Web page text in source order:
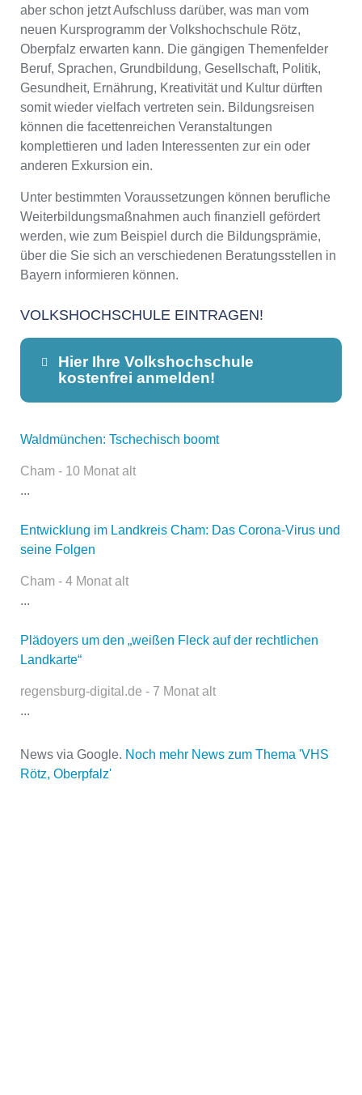
aber schon jetzt Aufschluss darüber, was man vom
neuen Kursprogramm der Volkshochschule Rötz,
Oberpfalz erwarten kann. Die gängigen Themenfelder
Beruf, Sprachen, Grundbildung, Gesellschaft, Politik,
Gesundheit, Ernährung, Kreativität und Kultur dürften
somit wieder vielfach vertreten sein. Bildungsreisen
können die facettenreichen Veranstaltungen
komplettieren und laden Interessenten zur ein oder
anderen Exkursion ein.
Unter bestimmten Voraussetzungen können berufliche
Weiterbildungsmaßnahmen auch finanziell gefördert
werden, wie zum Beispiel durch die Bildungsprämie,
über die Sie sich an verschiedenen Beratungsstellen in
Bayern informieren können.
VOLKSHOCHSCHULE EINTRAGEN!
Hier Ihre Volkshochschule
kostenfrei anmelden!
Dieser Teil dient lediglich zur
Name
Name der Volkshochschule
Waldmünchen: Tschechisch boomt
Cham - 10 Monat alt
...
Entwicklung im Landkreis Cham: Das Corona-Virus und
seine Folgen
Cham - 4 Monat alt
...
Plädoyers um den „weißen Fleck auf der rechtlichen
Landkarte“
regensburg-digital.de - 7 Monat alt
...
News via Google. Noch mehr News zum Thema 'VHS
Rötz, Oberpfalz'